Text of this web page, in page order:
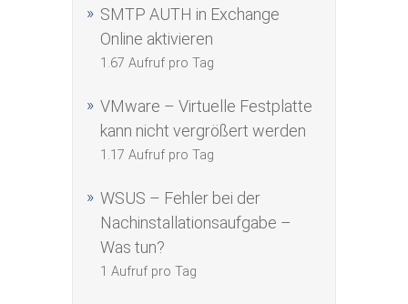
SMTP AUTH in Exchange
Online aktivieren
1.67 Aufruf pro Tag
VMware – Virtuelle Festplatte
kann nicht vergrößert werden
1.17 Aufruf pro Tag
WSUS – Fehler bei der
Nachinstallationsaufgabe –
Was tun?
1 Aufruf pro Tag